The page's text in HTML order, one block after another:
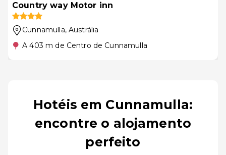
Country way Motor inn
Cunnamulla, Austrália
A 403 m de Centro de Cunnamulla
Hotéis em Cunnamulla:
encontre o alojamento
perfeito